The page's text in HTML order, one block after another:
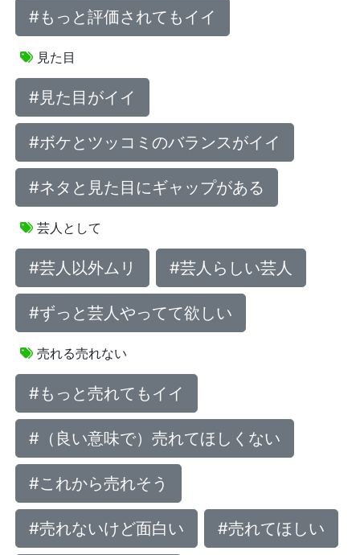
#もっと評価されてもイイ
見た目
#見た目がイイ
#ボケとツッコミのバランスがイイ
#ネタと見た目にギャップがある
芸人として
#芸人以外ムリ #芸人らしい芸人
#ずっと芸人やってて欲しい
売れる売れない
#もっと売れてもイイ
#（良い意味で）売れてほしくない
#これから売れそう
#売れないけど面白い #売れてほしい